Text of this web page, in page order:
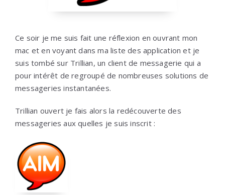
Ce soir je me suis fait une réflexion en ouvrant mon
mac et en voyant dans ma liste des application et je
suis tombé sur Trillian, un client de messagerie qui a
pour intérêt de regroupé de nombreuses solutions de
messageries instantanées.
Trillian ouvert je fais alors la redécouverte des
messageries aux quelles je suis inscrit :